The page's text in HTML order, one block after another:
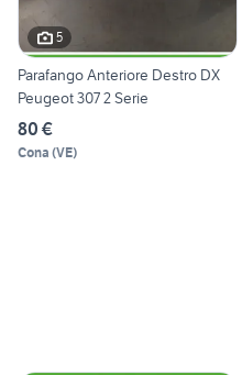
5
Parafango Anteriore Destro DX
Peugeot 307 2 Serie
80 €
Cona (VE)